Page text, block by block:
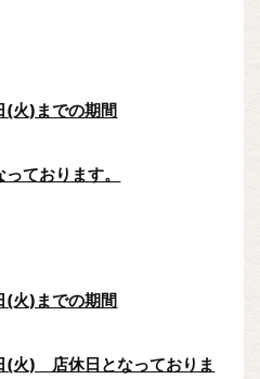
(火)までの期間
ております。
(火)までの期間
火) 店休日となっておりま